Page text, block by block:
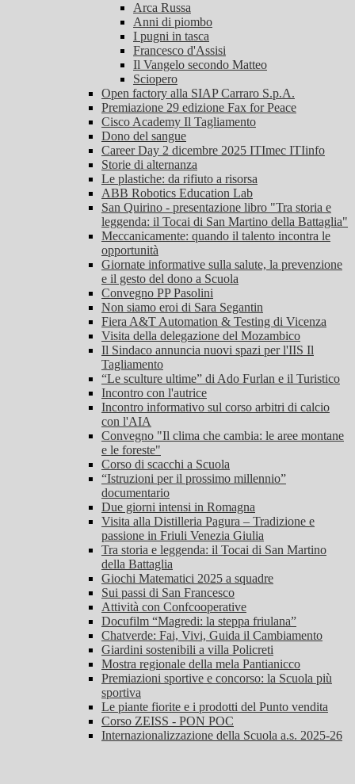
Arca Russa
Anni di piombo
I pugni in tasca
Francesco d'Assisi
Il Vangelo secondo Matteo
Sciopero
Open factory alla SIAP Carraro S.p.A.
Premiazione 29 edizione Fax for Peace
Cisco Academy Il Tagliamento
Dono del sangue
Career Day 2 dicembre 2025 ITImec ITIinfo
Storie di alternanza
Le plastiche: da rifiuto a risorsa
ABB Robotics Education Lab
San Quirino - presentazione libro "Tra storia e
leggenda: il Tocai di San Martino della Battaglia"
Meccanicamente: quando il talento incontra le
opportunità
Giornate informative sulla salute, la prevenzione
e il gesto del dono a Scuola
Convegno PP Pasolini
Non siamo eroi di Sara Segantin
Fiera A&T Automation & Testing di Vicenza
Visita della delegazione del Mozambico
Il Sindaco annuncia nuovi spazi per l'IIS Il
Tagliamento
“Le sculture ultime” di Ado Furlan e il Turistico
Incontro con l'autrice
Incontro informativo sul corso arbitri di calcio
con l'AIA
Convegno "Il clima che cambia: le aree montane
e le foreste"
Corso di scacchi a Scuola
“Istruzioni per il prossimo millennio”
documentario
Due giorni intensi in Romagna
Visita alla Distilleria Pagura – Tradizione e
passione in Friuli Venezia Giulia
Tra storia e leggenda: il Tocai di San Martino
della Battaglia
Giochi Matematici 2025 a squadre
Sui passi di San Francesco
Attività con Confcooperative
Docufilm “Magredi: la steppa friulana”
Chatverde: Fai, Vivi, Guida il Cambiamento
Giardini sostenibili a villa Policreti
Mostra regionale della mela Pantianicco
Premiazioni sportive e concorso: la Scuola più
sportiva
Le piante fiorite e i prodotti del Punto vendita
Corso ZEISS - PON POC
Internazionalizzazione della Scuola a.s. 2025-26